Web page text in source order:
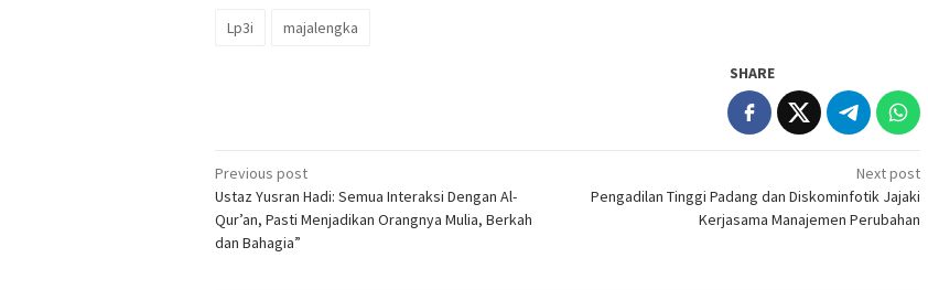
Lp3i majalengka
SHARE
Post
navigation
Previous post
Ustaz Yusran Hadi: Semua Interaksi Dengan Al-
Qur’an, Pasti Menjadikan Orangnya Mulia, Berkah
dan Bahagia”
Next post
Pengadilan Tinggi Padang dan Diskominfotik Jajaki
Kerjasama Manajemen Perubahan